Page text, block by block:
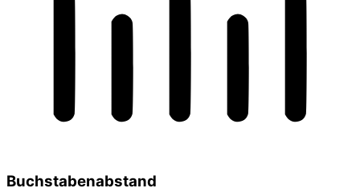
Buchstabenabstand